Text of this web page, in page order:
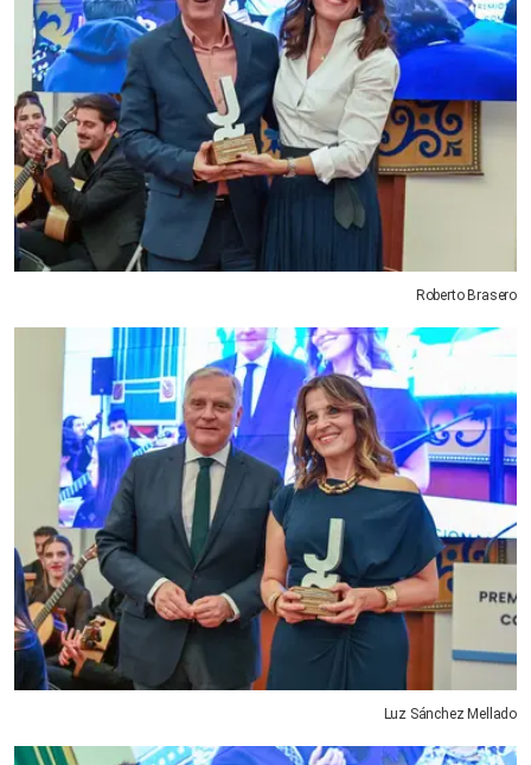
Roberto Brasero
Luz Sánchez Mellado